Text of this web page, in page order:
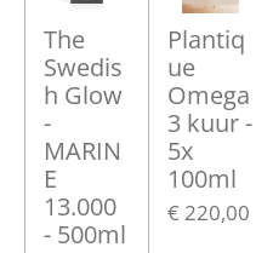
The
Swedis
h Glow
-
MARIN
E
13.000
- 500ml
Plantiq
ue
Omega
3 kuur -
5x
100ml
€ 220,00